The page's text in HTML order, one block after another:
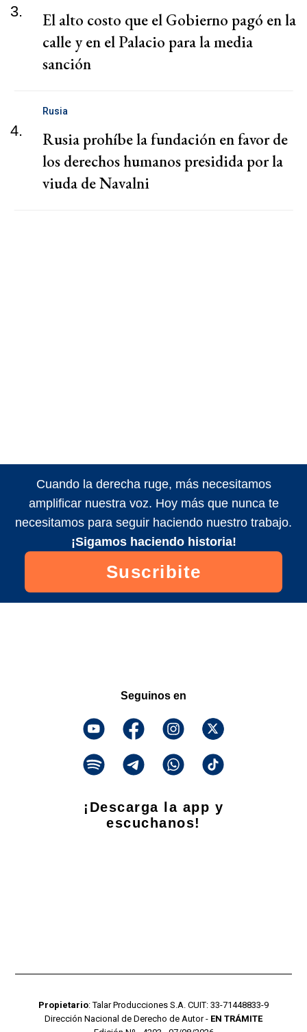
3.
El alto costo que el Gobierno pagó en la
calle y en el Palacio para la media
sanción
4.
Rusia
Rusia prohíbe la fundación en favor de
los derechos humanos presidida por la
viuda de Navalni
Cuando la derecha ruge, más necesitamos
amplificar nuestra voz. Hoy más que nunca te
necesitamos para seguir haciendo nuestro trabajo.
¡Sigamos haciendo historia!
Suscribite
Seguinos en
¡Descarga la app y
escuchanos!
Propietario: Talar Producciones S.A. CUIT: 33-71448833-9
Dirección Nacional de Derecho de Autor - EN TRÁMITE